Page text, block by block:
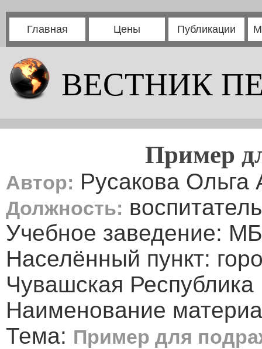
Главная Цены Публикации
ВЕСТНИК
Пример
Автор: Русакова Ольга
Должность: воспитатель
Учебное заведение:
Населённый пункт:
Чувашская Республика
Наименование
Тема: Пример для